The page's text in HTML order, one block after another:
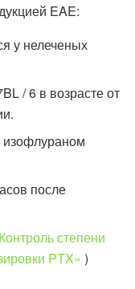
EAE:
у нелеченых
/ 6 в возрасте от
изофлураном
после
степени
PTX» )